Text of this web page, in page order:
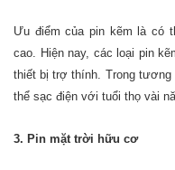
Ưu điểm của pin kẽm là có
cao. Hiện nay, các loại pin
thiết bị trợ thính. Trong
thể sạc điện với tuổi thọ vài
3. Pin mặt trời hữu cơ